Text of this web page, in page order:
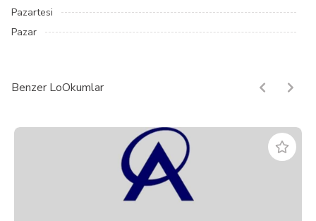
Pazartesi
Pazar
Benzer LoOkumlar